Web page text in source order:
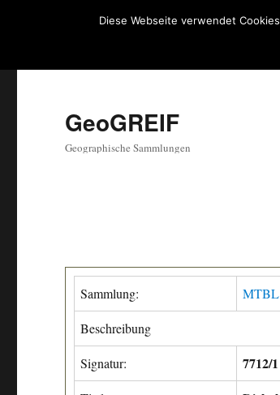
GeoGREIF
Geographische Sammlungen
Sammlung: MTBL
Beschreibung
Signatur: 7712/1
Diese Webseite verwendet